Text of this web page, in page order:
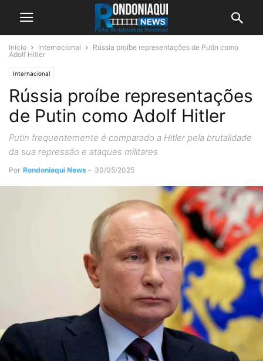
Início Internacional
Rússia proíbe representações de Putin como
Adolf Hitler
Internacional
Rússia proíbe representações
de Putin como Adolf Hitler
Putin frequentemente é comparado a Hitler pela brutalidade
da sua repressão e ataques militares
Por Rondoniaqui News - 30/05/2025